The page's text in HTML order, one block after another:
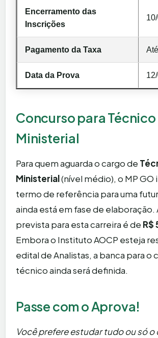
Encerramento das
Inscrições
Pagamento da Taxa
Data da Prova
Concurso para Técnico
Ministerial
Para quem aguarda o cargo de
Ministerial(nível médio), o MP GO
termo de referência para uma
ainda está em fase de elaboração.
prevista para esta carreira é de R$
Embora o Instituto AOCP esteja
edital de Analistas, a banca para o
técnico ainda será definida.
Passe com o Aprova!
Você prefere estudar tudo ou só o